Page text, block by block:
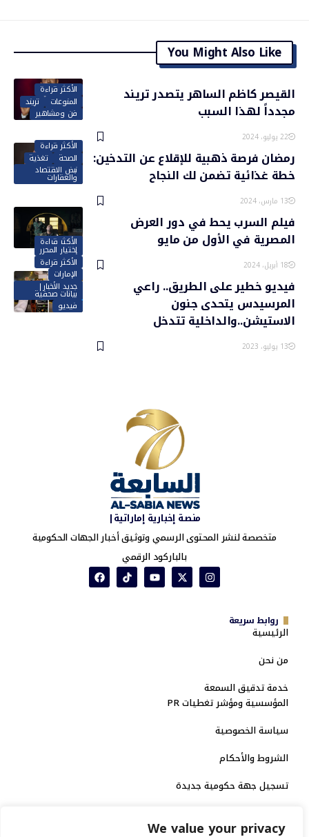
We value your privacy
You Might Also Like
الأكثر قراءة
المنوعات
تريند
فن ومشاهير
القيصر كاظم الساهر يتصدر تريند
مجدداً لهذا السبب
22 يوليو، 2024
الأكثر قراءة
الصحة
تغذية
نبض الاقتصاد
والعقارات
رمضان فرصة ذهبية للإقلاع عن التدخين:
خطة غذائية تضمن لك النجاح
13 مارس، 2024
الأكثر قراءة
فيلم السرب يحط في دور العرض
المصرية في الأول من مايو
18 أبريل، 2024
إختيار المحرر
الأكثر قراءة
الإمارات
جديد الأخبار|
بيانات صحفية
فيديو
فيديو خطير على الطريق.. راعي
المرسيدس يتحدى جنون
الاستيشن..والداخلية تتدخل
13 يوليو، 2023
منصة إخبارية إماراتية|
متخصصة لنشر المحتوى الرسمي وتوثيق أخبار الجهات الحكومية
بالباركود الرقمي
روابط سريعة
الرئيسية
من نحن
خدمة تدقيق السمعة
المؤسسية ومؤشر تغطيات PR
سياسة الخصوصية
الشروط والأحكام
تسجيل جهة حكومية جديدة